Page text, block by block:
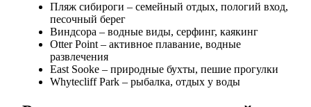
Пляж сибироги – семейный отдых, пологий вход,
песочный берег
Виндсора – водные виды, серфинг, каякинг
Otter Point – активное плавание, водные
развлечения
East Sooke – природные бухты, пешие прогулки
Whytecliff Park – рыбалка, отдых у воды